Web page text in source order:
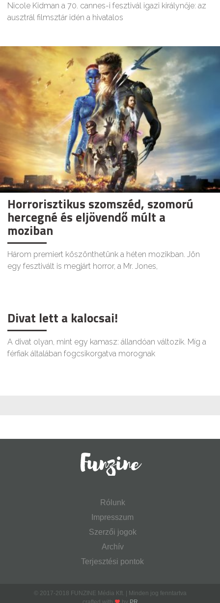
Nicole Kidman a 70. cannes-i fesztivál igazi királynője: az
ausztrál filmsztár idén a hivatalos
Horrorisztikus szomszéd, szomorú
hercegné és eljövendő múlt a
moziban
Három premiert köszönthetünk a héten mozikban. Jön
egy fesztivált is megjárt horror, a Mr. Jones,
Divat lett a kalocsai!
A divat olyan, mint egy kamasz: állandóan változik. Míg a
férfiak általában fogcsikorgatva morognak
Rólunk
Impresszum
Szerzői jogok
Archív
Terjesztési pontok
© 2017-2018 FUNZINE Média Kft. | Minden jog fenntartva